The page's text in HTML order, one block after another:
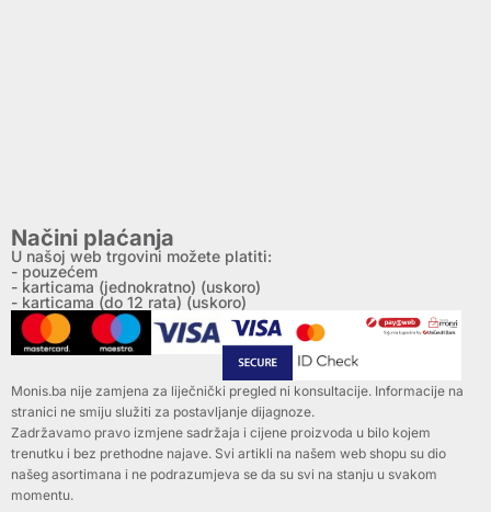
Načini plaćanja
U našoj web trgovini možete platiti:
- pouzećem
- karticama (jednokratno) (uskoro)
- karticama (do 12 rata) (uskoro)
Monis.ba nije zamjena za liječnički pregled ni konsultacije. Informacije na
stranici ne smiju služiti za postavljanje dijagnoze.
Zadržavamo pravo izmjene sadržaja i cijene proizvoda u bilo kojem
trenutku i bez prethodne najave. Svi artikli na našem web shopu su dio
našeg asortimana i ne podrazumjeva se da su svi na stanju u svakom
momentu.